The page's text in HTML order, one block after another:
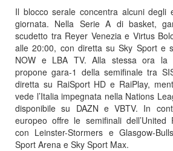
Il blocco serale concentra alcuni degli
giornata. Nella Serie A di basket,
scudetto tra Reyer Venezia e Virtus
alle 20:00, con diretta su Sky Sport e
NOW e LBA TV. Alla stessa ora la
propone gara-1 della semifinale tra
diretta su RaiSport HD e RaiPlay,
vede l’Italia impegnata nella Nations
disponibile su DAZN e VBTV. In
europeo offre le semifinali dell’United
con Leinster-Stormers e Glasgow-
Sport Arena e Sky Sport Max.